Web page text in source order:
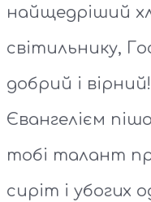
найщедріший
світильнику,
добрий і
Євангелієм
тобі талант
сиріт і убогих